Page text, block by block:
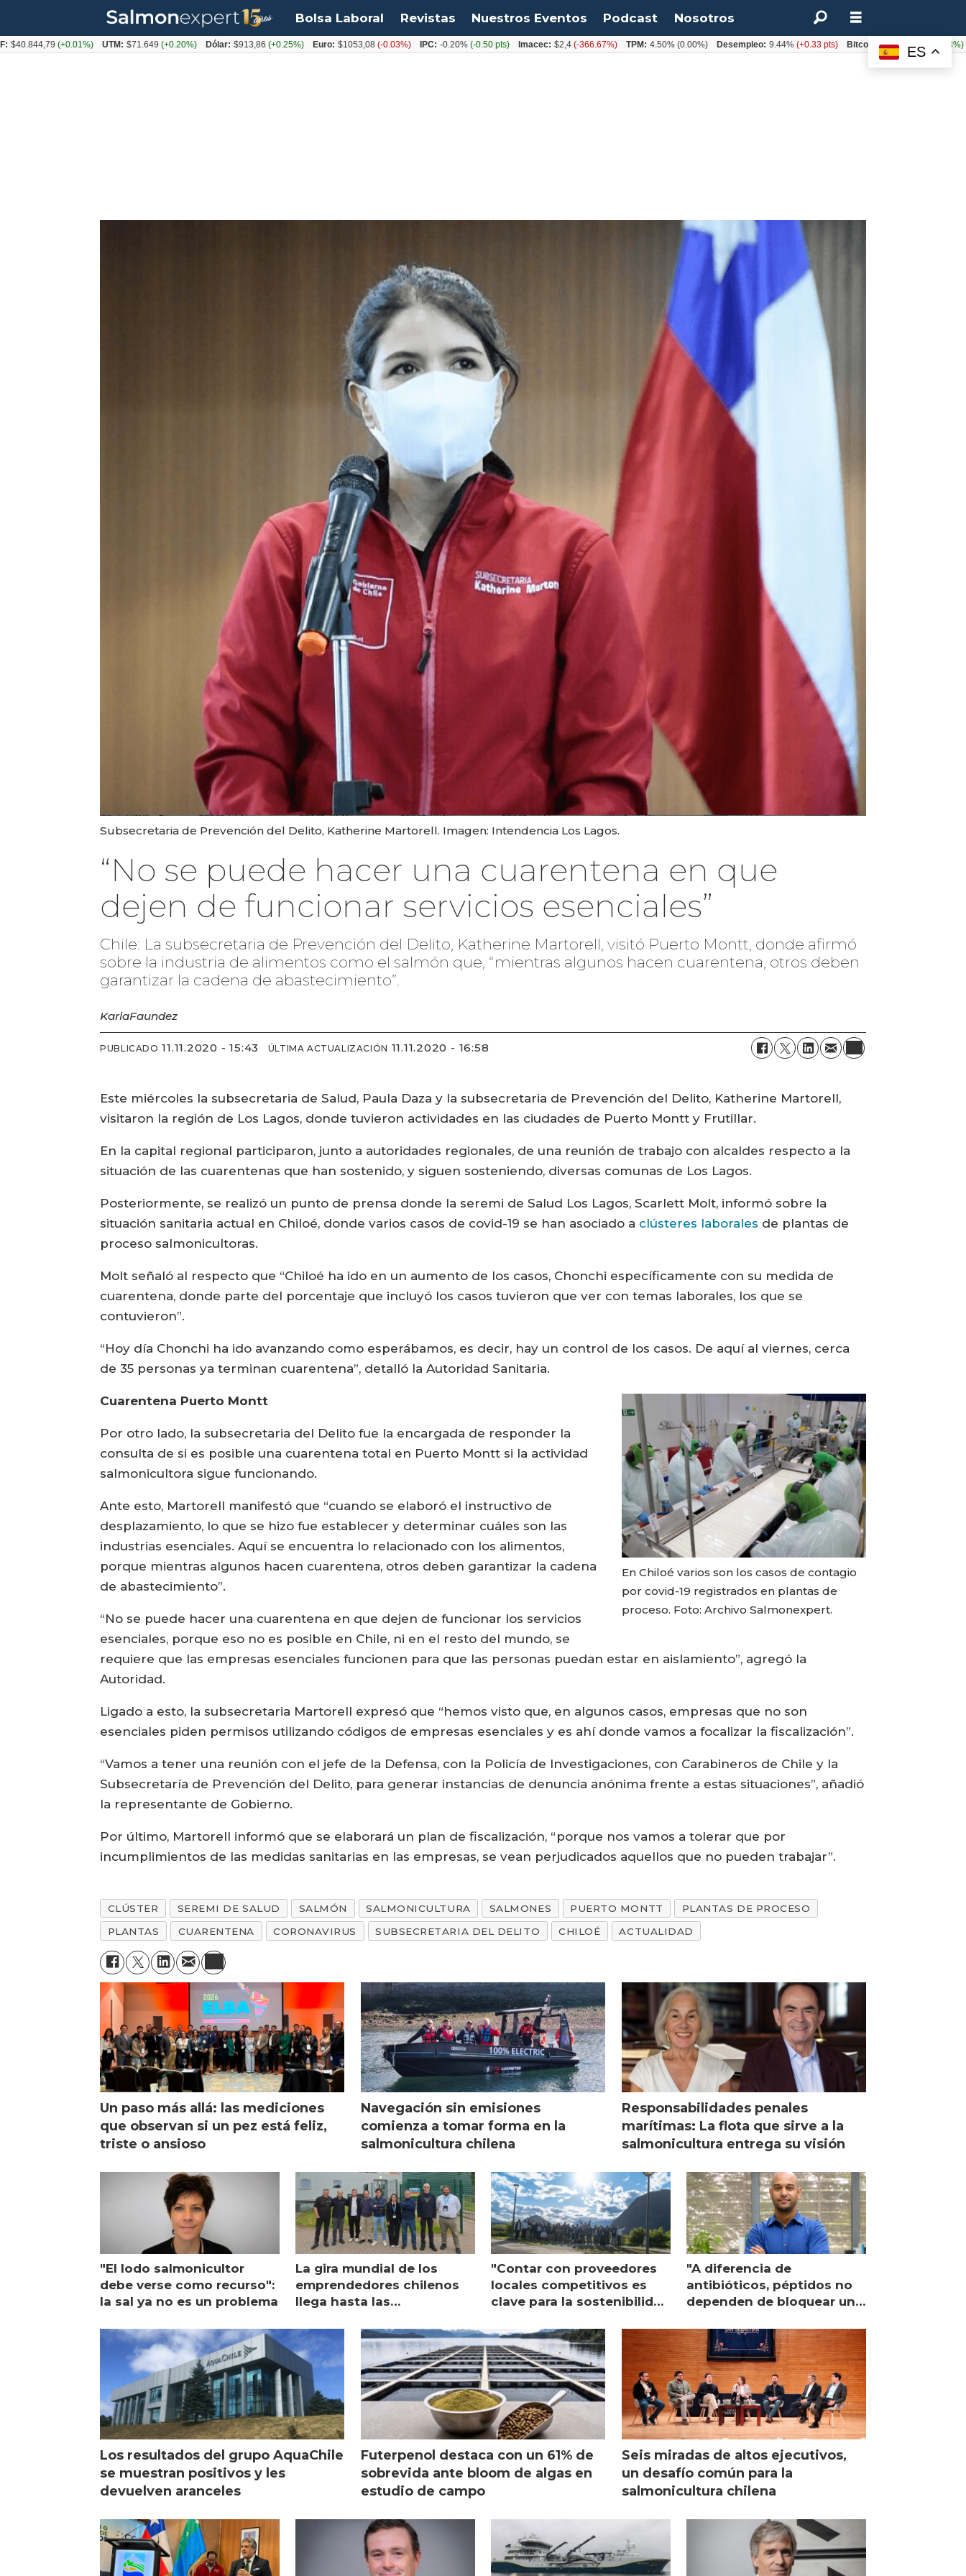
Bolsa Laboral Revistas Nuestros Eventos Podcast Nosotros
Subsecretaria de Prevención del Delito, Katherine Martorell. Imagen: Intendencia Los Lagos.
“No se puede hacer una cuarentena en que
dejen de funcionar servicios esenciales”
Chile: La subsecretaria de Prevención del Delito, Katherine Martorell, visitó Puerto Montt, donde afirmó
sobre la industria de alimentos como el salmón que, “mientras algunos hacen cuarentena, otros deben
garantizar la cadena de abastecimiento”.
KarlaFaundez
PUBLICADO 11.11.2020 - 15:43 ÚLTIMA ACTUALIZACIÓN 11.11.2020 - 16:58
Este miércoles la subsecretaria de Salud, Paula Daza y la subsecretaria de Prevención del Delito, Katherine Martorell,
visitaron la región de Los Lagos, donde tuvieron actividades en las ciudades de Puerto Montt y Frutillar.
En la capital regional participaron, junto a autoridades regionales, de una reunión de trabajo con alcaldes respecto a la
situación de las cuarentenas que han sostenido, y siguen sosteniendo, diversas comunas de Los Lagos.
Posteriormente, se realizó un punto de prensa donde la seremi de Salud Los Lagos, Scarlett Molt, informó sobre la
situación sanitaria actual en Chiloé, donde varios casos de covid-19 se han asociado a clústeres laborales de plantas de
proceso salmonicultoras.
Molt señaló al respecto que “Chiloé ha ido en un aumento de los casos, Chonchi específicamente con su medida de
cuarentena, donde parte del porcentaje que incluyó los casos tuvieron que ver con temas laborales, los que se
contuvieron”.
“Hoy día Chonchi ha ido avanzando como esperábamos, es decir, hay un control de los casos. De aquí al viernes, cerca
de 35 personas ya terminan cuarentena”, detalló la Autoridad Sanitaria.
En Chiloé varios son los casos de contagio
por covid-19 registrados en plantas de
proceso. Foto: Archivo Salmonexpert.
Cuarentena Puerto Montt
Por otro lado, la subsecretaria del Delito fue la encargada de responder la
consulta de si es posible una cuarentena total en Puerto Montt si la actividad
salmonicultora sigue funcionando.
Ante esto, Martorell manifestó que “cuando se elaboró el instructivo de
desplazamiento, lo que se hizo fue establecer y determinar cuáles son las
industrias esenciales. Aquí se encuentra lo relacionado con los alimentos,
porque mientras algunos hacen cuarentena, otros deben garantizar la cadena
de abastecimiento”.
“No se puede hacer una cuarentena en que dejen de funcionar los servicios
esenciales, porque eso no es posible en Chile, ni en el resto del mundo, se
requiere que las empresas esenciales funcionen para que las personas puedan estar en aislamiento”, agregó la
Autoridad.
Ligado a esto, la subsecretaria Martorell expresó que “hemos visto que, en algunos casos, empresas que no son
esenciales piden permisos utilizando códigos de empresas esenciales y es ahí donde vamos a focalizar la fiscalización”.
“Vamos a tener una reunión con el jefe de la Defensa, con la Policía de Investigaciones, con Carabineros de Chile y la
Subsecretaría de Prevención del Delito, para generar instancias de denuncia anónima frente a estas situaciones”, añadió
la representante de Gobierno.
Por último, Martorell informó que se elaborará un plan de fiscalización, “porque nos vamos a tolerar que por
incumplimientos de las medidas sanitarias en las empresas, se vean perjudicados aquellos que no pueden trabajar”.
CLÚSTER SEREMI DE SALUD SALMÓN SALMONICULTURA SALMONES PUERTO MONTT
PLANTAS DE PROCESO
PLANTAS
CUARENTENA CORONAVIRUS SUBSECRETARIA DEL DELITO CHILOÉ ACTUALIDAD
Un paso más allá: las mediciones
que observan si un pez está feliz,
triste o ansioso
Navegación sin emisiones
comienza a tomar forma en la
salmonicultura chilena
Responsabilidades penales
marítimas: La flota que sirve a la
salmonicultura entrega su visión
"El lodo salmonicultor
debe verse como recurso":
la sal ya no es un problema
La gira mundial de los
emprendedores chilenos
llega hasta las
Escocia
"Contar con proveedores
locales competitivos es
clave para la sostenibilidad
"A diferencia de
antibióticos, péptidos no
dependen de bloquear una
Los resultados del grupo AquaChile
se muestran positivos y les
devuelven aranceles
Futerpenol destaca con un 61% de
sobrevida ante bloom de algas en
estudio de campo
Seis miradas de altos ejecutivos,
un desafío común para la
salmonicultura chilena
ES
(+0.01%) UTM: $71.649 (+0.20%) Dólar: $913,86 (+0.25%) Euro: $1053,08(-0.03%) IPC: -0.20%(-0.50 pts) Imacec: $2,4(-366.67%) TPM: 4.50%(0.00%) Desempleo: 9.44%(+0.33 pts) Bitcoin: $64.600,08(+2.93%) UF: